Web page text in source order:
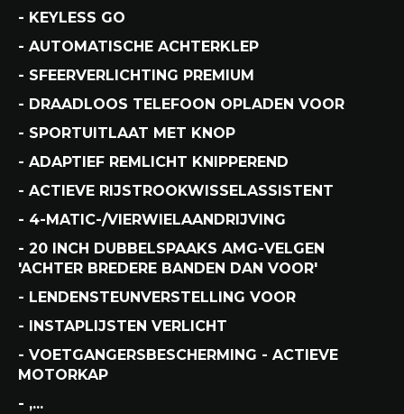
- KEYLESS GO
- AUTOMATISCHE ACHTERKLEP
- SFEERVERLICHTING PREMIUM
- DRAADLOOS TELEFOON OPLADEN VOOR
- SPORTUITLAAT MET KNOP
- ADAPTIEF REMLICHT KNIPPEREND
- ACTIEVE RIJSTROOKWISSELASSISTENT
- 4-MATIC-/VIERWIELAANDRIJVING
- 20 INCH DUBBELSPAAKS AMG-VELGEN
'ACHTER BREDERE BANDEN DAN VOOR'
- LENDENSTEUNVERSTELLING VOOR
- INSTAPLIJSTEN VERLICHT
- VOETGANGERSBESCHERMING - ACTIEVE
MOTORKAP
- ,...